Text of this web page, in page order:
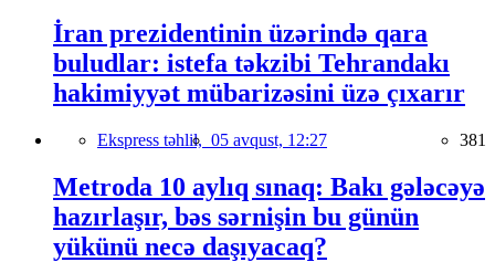
İran prezidentinin üzərində qara
buludlar: istefa təkzibi Tehrandakı
hakimiyyət mübarizəsini üzə çıxarır
Ekspress təhlil, 05 avqust, 12:27 381
Metroda 10 aylıq sınaq: Bakı gələcəyə
hazırlaşır, bəs sərnişin bu günün
yükünü necə daşıyacaq?